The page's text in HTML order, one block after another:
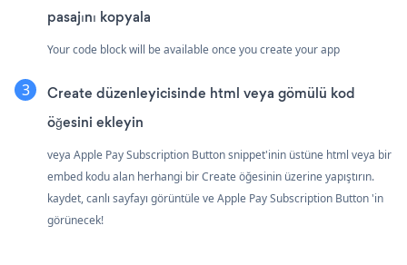
pasajını kopyala
Your code block will be available once you create your app
Create düzenleyicisinde html veya gömülü kod
öğesini ekleyin
veya Apple Pay Subscription Button snippet'inin üstüne html veya bir
embed kodu alan herhangi bir Create öğesinin üzerine yapıştırın.
kaydet, canlı sayfayı görüntüle ve Apple Pay Subscription Button 'in
görünecek!